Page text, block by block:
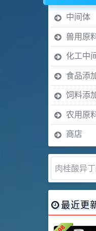
中间体
兽用原
化工中
食品添
饲料添
农用原
商店
肉桂醛 99%
最近更